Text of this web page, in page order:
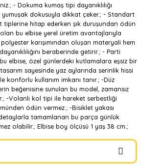
- Dokuma kumaş tipi dayanıklılığı
yumuşak dokusuyla dikkat çeker.; - Standart
tiplerine hitap ederken şık duruşundan ödün
bu elbise yerel üretim avantajlarıyla
polyester karışımından oluşan materyali hem
beraberinde getirir.; - Parti
elbise, özel günlerdeki kutlamalara eşsiz bir
sayesinde yaz aylarında serinlik hissi
konforlu kullanım imkanı tanır.; -Düz
beğenisine sunulan bu model, zamansız
-Volanlı kol tipi ile hareket serbestliği
ödün vermez.; -Bisiklet yakası
tamamlanan bu parça günlük
olabilir.; Elbise boy ölçüsü 1 yaş 38 cm.;